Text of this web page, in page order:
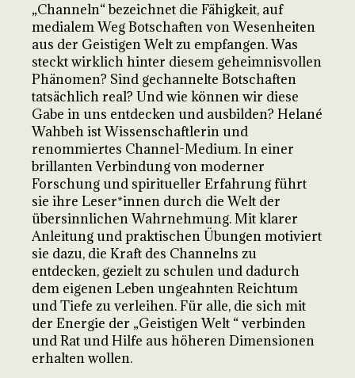
„Channeln“ bezeichnet die Fähigkeit, auf
medialem Weg Botschaften von Wesenheiten
aus der Geistigen Welt zu empfangen. Was
steckt wirklich hinter diesem geheimnisvollen
Phänomen? Sind gechannelte Botschaften
tatsächlich real? Und wie können wir diese
Gabe in uns entdecken und ausbilden? Helané
Wahbeh ist Wissenschaftlerin und
renommiertes Channel-Medium. In einer
brillanten Verbindung von moderner
Forschung und spiritueller Erfahrung führt
sie ihre Leser*innen durch die Welt der
übersinnlichen Wahrnehmung. Mit klarer
Anleitung und praktischen Übungen motiviert
sie dazu, die Kraft des Channelns zu
entdecken, gezielt zu schulen und dadurch
dem eigenen Leben ungeahnten Reichtum
und Tiefe zu verleihen. Für alle, die sich mit
der Energie der „Geistigen Welt “ verbinden
und Rat und Hilfe aus höheren Dimensionen
erhalten wollen.